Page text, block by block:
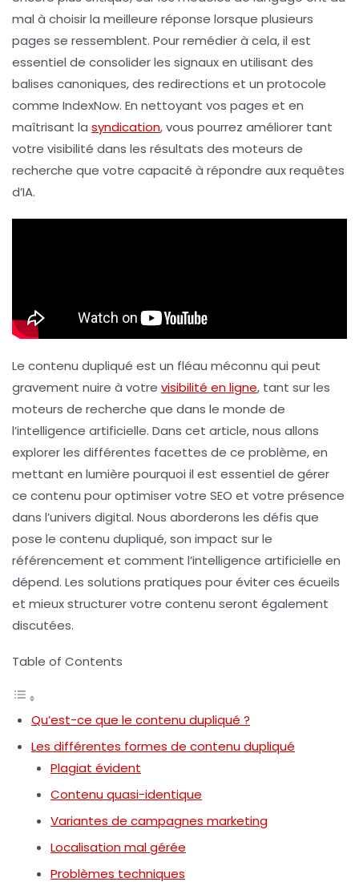
mal à choisir la meilleure réponse lorsque plusieurs
pages se ressemblent. Pour remédier à cela, il est
essentiel de consolider les signauxen utilisant des
balises canoniques, des redirections et un protocole
comme IndexNow. En nettoyant vos pages et en
maîtrisant la syndication, vous pourrez améliorer tant
votre visibilité dans les résultats des moteurs de
recherche que votre capacité à répondre aux requêtes
d’IA.
Le contenu dupliqué est un fléau méconnu qui peut
gravement nuire à votre visibilité en ligne, tant sur les
moteurs de recherche que dans le monde de
l’intelligence artificielle. Dans cet article, nous allons
explorer les différentes facettes de ce problème, en
mettant en lumière pourquoi il est essentiel de gérer
ce contenu pour optimiser votre SEO et votre présence
dans l’univers digital. Nous aborderons les défis que
pose le contenu dupliqué, son impact sur le
référencement et comment l’intelligence artificielle en
dépend. Les solutions pratiques pour éviter ces écueils
et mieux structurer votre contenu seront également
discutées.
Table of Contents
Qu’est-ce que le contenu dupliqué ?
Les différentes formes de contenu dupliqué
Plagiat évident
Contenu quasi-identique
Variantes de campagnes marketing
Localisation mal gérée
Problèmes techniques